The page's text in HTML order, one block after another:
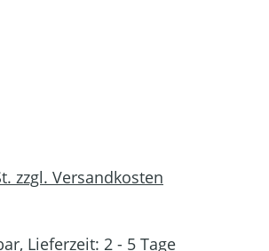
zzgl. Versandkosten
Lieferzeit: 2 - 5 Tage